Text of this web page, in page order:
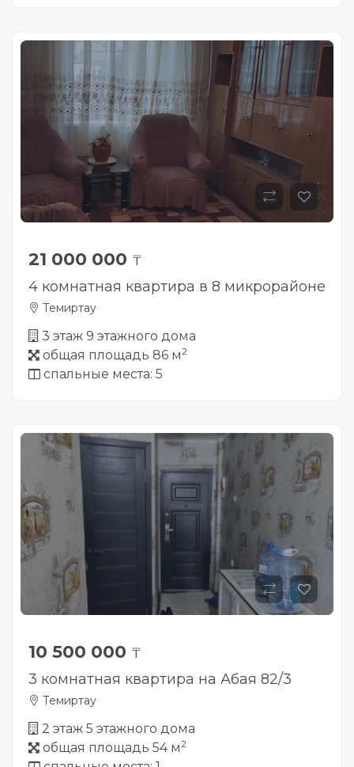
21 000 000 ₸
4 комнатная квартира в 8 микрорайоне
Темиртау
3 этаж 9 этажного дома
общая площадь 86 м2
спальные места: 5
10 500 000 ₸
3 комнатная квартира на Абая 82/3
Темиртау
2 этаж 5 этажного дома
общая площадь 54 м2